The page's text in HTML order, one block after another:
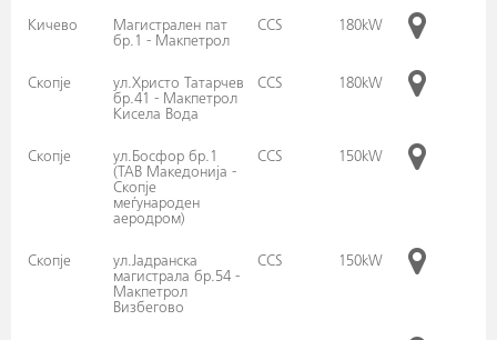
Кичево
Магистрален пат
бр.1 - Макпетрол
CCS 180kW
Скопје
ул.Христо Татарчев
бр.41 - Макпетрол
Кисела Вода
CCS 180kW
Скопје
ул.Босфор бр.1
(ТАВ Македонија -
Скопје
меѓународен
аеродром)
CCS 150kW
Скопје
ул.Јадранска
магистрала бр.54 -
Макпетрол
Визбегово
CCS 150kW